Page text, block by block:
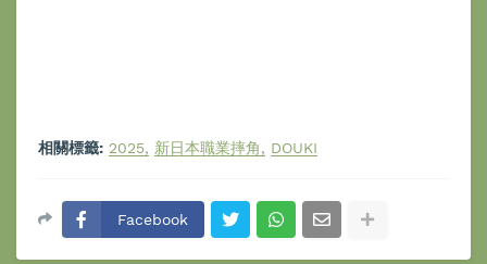
相關標籤: 2025 新日本職業摔角 DOUKI
Facebook